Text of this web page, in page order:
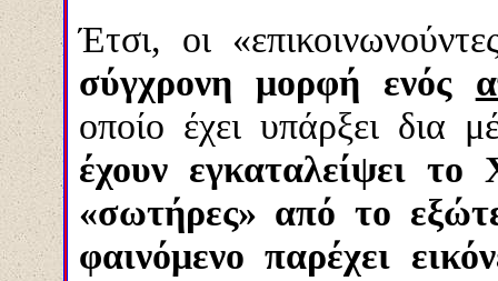
Έτσι, οι
σύγχρονη μορφή ενός
οποίο έχει υπάρξει δια
έχουν εγκαταλείψει το
«σωτήρες» από το
φαινόμενο παρέχει